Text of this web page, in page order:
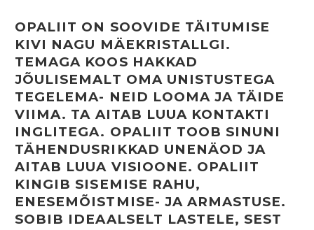
OPALIIT ON SOOVIDE TÄITUMISE
KIVI NAGU MÄEKRISTALLGI.
TEMAGA KOOS HAKKAD
JÕULISEMALT OMA UNISTUSTEGA
TEGELEMA- NEID LOOMA JA TÄIDE
VIIMA. TA AITAB LUUA KONTAKTI
INGLITEGA. OPALIIT TOOB SINUNI
TÄHENDUSRIKKAD UNENÄOD JA
AITAB LUUA VISIOONE. OPALIIT
KINGIB SISEMISE RAHU,
ENESEMÕISTMISE- JA ARMASTUSE.
SOBIB IDEAALSELT LASTELE, SEST